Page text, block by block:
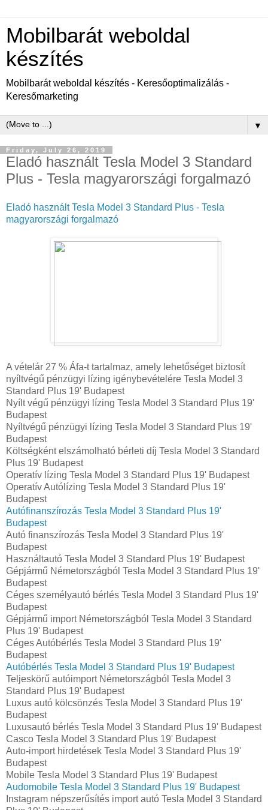
Mobilbarát weboldal
készítés
Mobilbarát weboldal készítés - Keresőoptimalizálás -
Keresőmarketing
▼
Friday, July 26, 2019
Eladó használt Tesla Model 3 Standard
Plus - Tesla magyarországi forgalmazó
Eladó használt Tesla Model 3 Standard Plus - Tesla
magyarországi forgalmazó
A vételár 27 % Áfa-t tartalmaz, amely lehetőséget biztosít
nyíltvégű pénzügyi lízing igénybevételére Tesla Model 3
Standard Plus 19' Budapest
Nyílt végű pénzügyi lízing Tesla Model 3 Standard Plus 19'
Budapest
Nyíltvégű pénzügyi lízing Tesla Model 3 Standard Plus 19'
Budapest
Költségként elszámolható bérleti díj Tesla Model 3 Standard
Plus 19' Budapest
Operatív lízing Tesla Model 3 Standard Plus 19' Budapest
Operatív Autólízing Tesla Model 3 Standard Plus 19'
Budapest
Autófinanszírozás Tesla Model 3 Standard Plus 19'
Budapest
Autó finanszírozás Tesla Model 3 Standard Plus 19'
Budapest
Használtautó Tesla Model 3 Standard Plus 19' Budapest
Gépjármű Németországból Tesla Model 3 Standard Plus 19'
Budapest
Céges személyautó bérlés Tesla Model 3 Standard Plus 19'
Budapest
Gépjármű import Németországból Tesla Model 3 Standard
Plus 19' Budapest
Céges Autóbérlés Tesla Model 3 Standard Plus 19'
Budapest
Autóbérlés Tesla Model 3 Standard Plus 19' Budapest
Teljeskörű autóimport Németországból Tesla Model 3
Standard Plus 19' Budapest
Luxus autó kölcsönzés Tesla Model 3 Standard Plus 19'
Budapest
Luxusautó bérlés Tesla Model 3 Standard Plus 19' Budapest
Casco Tesla Model 3 Standard Plus 19' Budapest
Auto-import hirdetések Tesla Model 3 Standard Plus 19'
Budapest
Mobile Tesla Model 3 Standard Plus 19' Budapest
Audomobile Tesla Model 3 Standard Plus 19' Budapest
Instagram népszerűsítés import autó Tesla Model 3 Standard